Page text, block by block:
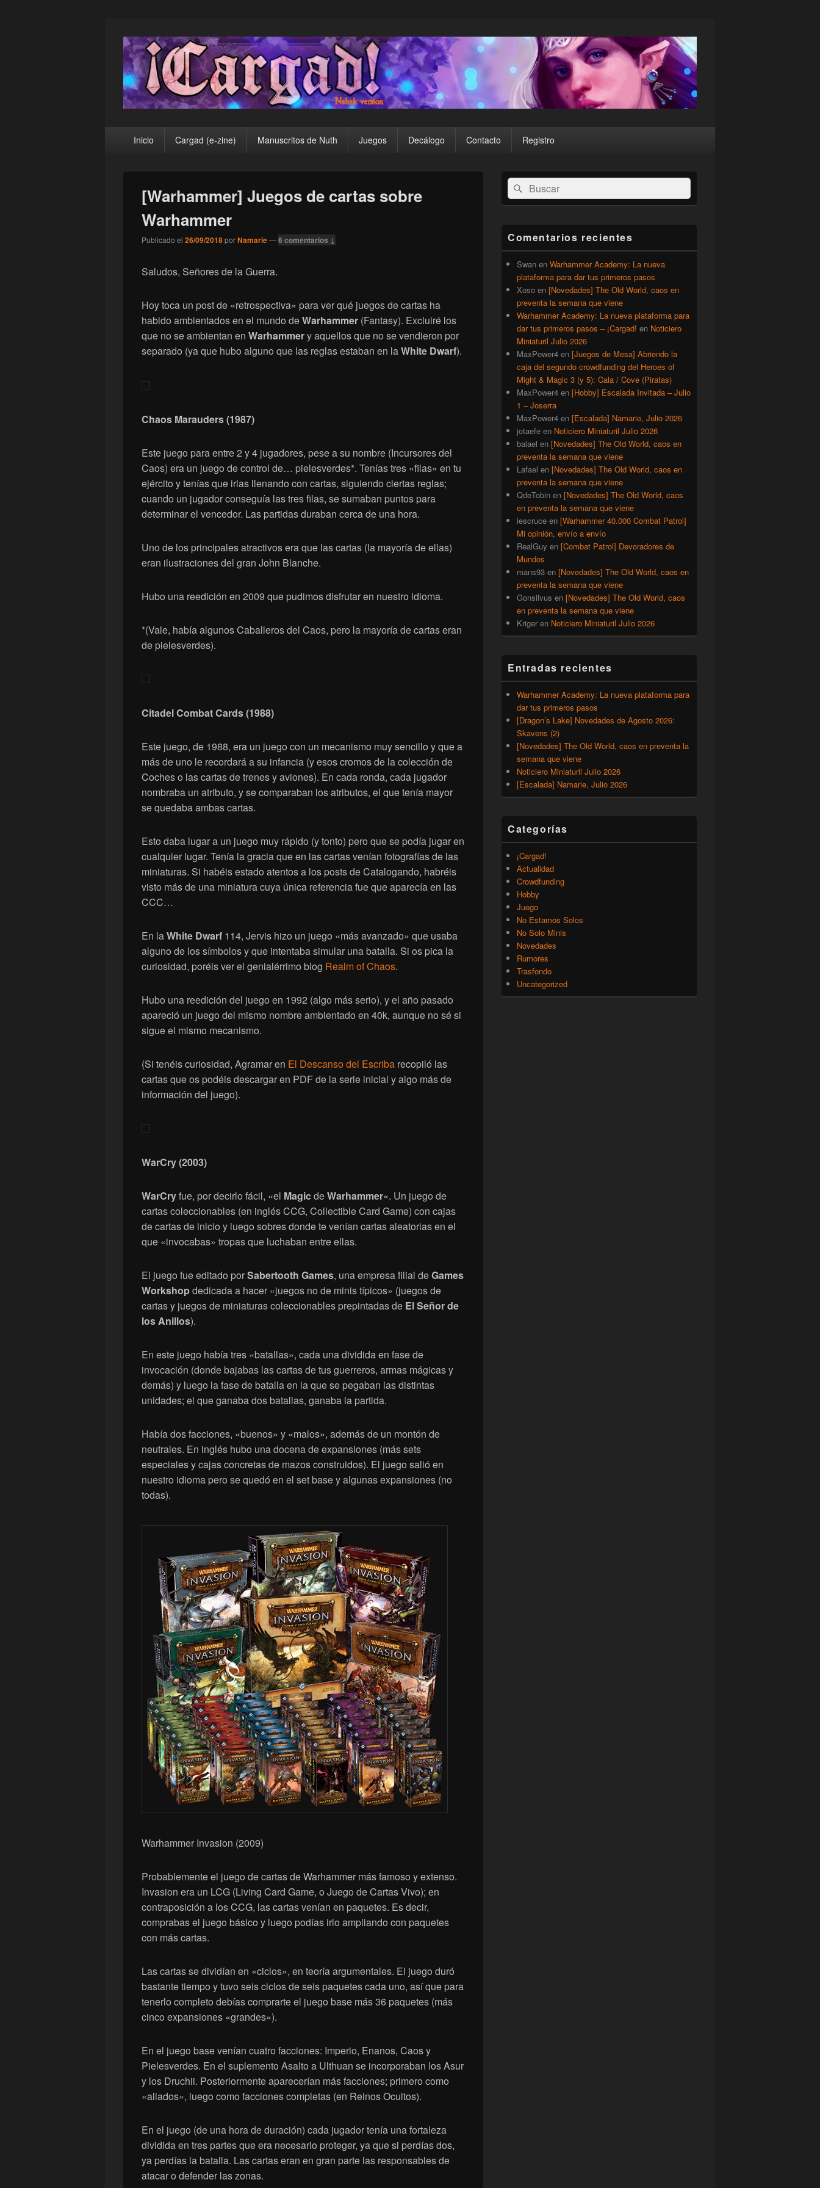
¡Cargad!
principalInicio Cargad (e-zine) Manuscritos de Nuth Juegos Decálogo Contacto Registro
[Warhammer] Juegos de cartas sobre
Warhammer
Publicado el 26/09/2018porNamarie—6 comentarios ↓
Saludos, Señores de la Guerra.
Hoy toca un post de «retrospectiva» para ver qué juegos de cartas ha
habido ambientados en el mundo deWarhammer (Fantasy). Excluiré los
que no se ambientan en Warhammery aquellos que no se vendieron por
separado (ya que hubo alguno que las reglas estaban en laWhite Dwarf).
Chaos Marauders (1987)
Este juego para entre 2 y 4 jugadores, pese a su nombre (Incursores del
Caos) era un juego de control de… pielesverdes*. Tenías tres «filas» en tu
ejército y tenías que irlas llenando con cartas, siguiendo ciertas reglas;
cuando un jugador conseguía las tres filas, se sumaban puntos para
determinar el vencedor. Las partidas duraban cerca de una hora.
Uno de los principales atractivos era que las cartas (la mayoría de ellas)
eran ilustraciones del gran John Blanche.
Hubo una reedición en 2009 que pudimos disfrutar en nuestro idioma.
*(Vale, había algunos Caballeros del Caos, pero la mayoría de cartas eran
de pielesverdes).
Citadel Combat Cards (1988)
Este juego, de 1988, era un juego con un mecanismo muy sencillo y que a
más de uno le recordará a su infancia (y esos cromos de la colección de
Coches o las cartas de trenes y aviones). En cada ronda, cada jugador
nombraba un atributo, y se comparaban los atributos, el que tenía mayor
se quedaba ambas cartas.
Esto daba lugar a un juego muy rápido (y tonto) pero que se podía jugar en
cualquier lugar. Tenía la gracia que en las cartas venían fotografías de las
miniaturas. Si habéis estado atentos a los posts de Catalogando, habréis
visto más de una miniatura cuya única referencia fue que aparecía en las
CCC…
En laWhite Dwarf 114, Jervis hizo un juego «más avanzado» que usaba
alguno de los símbolos y que intentaba simular una batalla. Si os pica la
curiosidad, poréis ver el genialérrimo blog Realm of Chaos.
Hubo una reedición del juego en 1992 (algo más serio), y el año pasado
apareció un juego del mismo nombre ambientado en 40k, aunque no sé si
sigue el mismo mecanismo.
(Si tenéis curiosidad, Agramar en El Descanso del Escriba recopiló las
cartas que os podéis descargar en PDF de la serie inicial y algo más de
información del juego).
WarCry (2003)
WarCryfue, por decirlo fácil, «el MagicdeWarhammer«. Un juego de
cartas coleccionables (en inglés CCG, Collectible Card Game) con cajas
de cartas de inicio y luego sobres donde te venían cartas aleatorias en el
que «invocabas» tropas que luchaban entre ellas.
El juego fue editado porSabertooth Games, una empresa filial deGames
Workshopdedicada a hacer «juegos no de minis típicos» (juegos de
cartas y juegos de miniaturas coleccionables prepintadas de El Señor de
los Anillos).
En este juego había tres «batallas», cada una dividida en fase de
invocación (donde bajabas las cartas de tus guerreros, armas mágicas y
demás) y luego la fase de batalla en la que se pegaban las distintas
unidades; el que ganaba dos batallas, ganaba la partida.
Había dos facciones, «buenos» y «malos», además de un montón de
neutrales. En inglés hubo una docena de expansiones (más sets
especiales y cajas concretas de mazos construidos). El juego salió en
nuestro idioma pero se quedó en el set base y algunas expansiones (no
todas).
Warhammer Invasion (2009)
Probablemente el juego de cartas de Warhammer más famoso y extenso.
Invasion era un LCG (Living Card Game, o Juego de Cartas Vivo); en
contraposición a los CCG, las cartas venían en paquetes. Es decir,
comprabas el juego básico y luego podías irlo ampliando con paquetes
con más cartas.
Las cartas se dividían en «ciclos», en teoría argumentales. El juego duró
bastante tiempo y tuvo seis ciclos de seis paquetes cada uno, así que para
tenerlo completo debías comprarte el juego base más 36 paquetes (más
cinco expansiones «grandes»).
En el juego base venían cuatro facciones: Imperio, Enanos, Caos y
Pielesverdes. En el suplemento Asalto a Ulthuan se incorporaban los Asur
y los Druchii. Posteriormente aparecerían más facciones; primero como
«aliados», luego como facciones completas (en Reinos Ocultos).
En el juego (de una hora de duración) cada jugador tenía una fortaleza
dividida en tres partes que era necesario proteger, ya que si perdías dos,
ya perdías la batalla. Las cartas eran en gran parte las responsables de
atacar o defender las zonas.
El
área
de
lateral
primaria
Buscar
por:
Buscar
Comentarios recientes
Swan en Warhammer Academy: La nueva
plataforma para dar tus primeros pasos
Xoso en [Novedades] The Old World, caos en
preventa la semana que viene
Warhammer Academy: La nueva plataforma para
dar tus primeros pasos – ¡Cargad! en Noticiero
Miniaturil Julio 2026
MaxPower4 en [Juegos de Mesa] Abriendo la
caja del segundo crowdfunding del Heroes of
Might & Magic 3 (y 5): Cala / Cove (Piratas)
MaxPower4 en [Hobby] Escalada Invitada – Julio
1 – Joserra
MaxPower4 en [Escalada] Namarie, Julio 2026
jotaefe en Noticiero Miniaturil Julio 2026
balael en [Novedades] The Old World, caos en
preventa la semana que viene
Lafael en [Novedades] The Old World, caos en
preventa la semana que viene
QdeTobin en [Novedades] The Old World, caos
en preventa la semana que viene
iescruce en [Warhammer 40.000 Combat Patrol]
Mi opinión, envío a envío
RealGuy en [Combat Patrol] Devoradores de
Mundos
mans93 en [Novedades] The Old World, caos en
preventa la semana que viene
Gonsilvus en [Novedades] The Old World, caos
en preventa la semana que viene
Kriger en Noticiero Miniaturil Julio 2026
Entradas recientes
Warhammer Academy: La nueva plataforma para
dar tus primeros pasos
[Dragon’s Lake] Novedades de Agosto 2026:
Skavens (2)
[Novedades] The Old World, caos en preventa la
semana que viene
Noticiero Miniaturil Julio 2026
[Escalada] Namarie, Julio 2026
Categorías
¡Cargad!
Actualidad
Crowdfunding
Hobby
Juego
No Estamos Solos
No Solo Minis
Novedades
Rumores
Trasfondo
Uncategorized